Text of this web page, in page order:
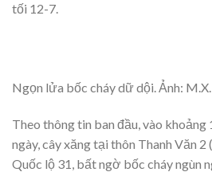
tối 12-7.
Ngọn lửa bốc cháy dữ dội. Ảnh:
Theo thông tin ban đầu, vào
ngày, cây xăng tại thôn Thanh Văn 2
Quốc lộ 31, bất ngờ bốc cháy ngùn